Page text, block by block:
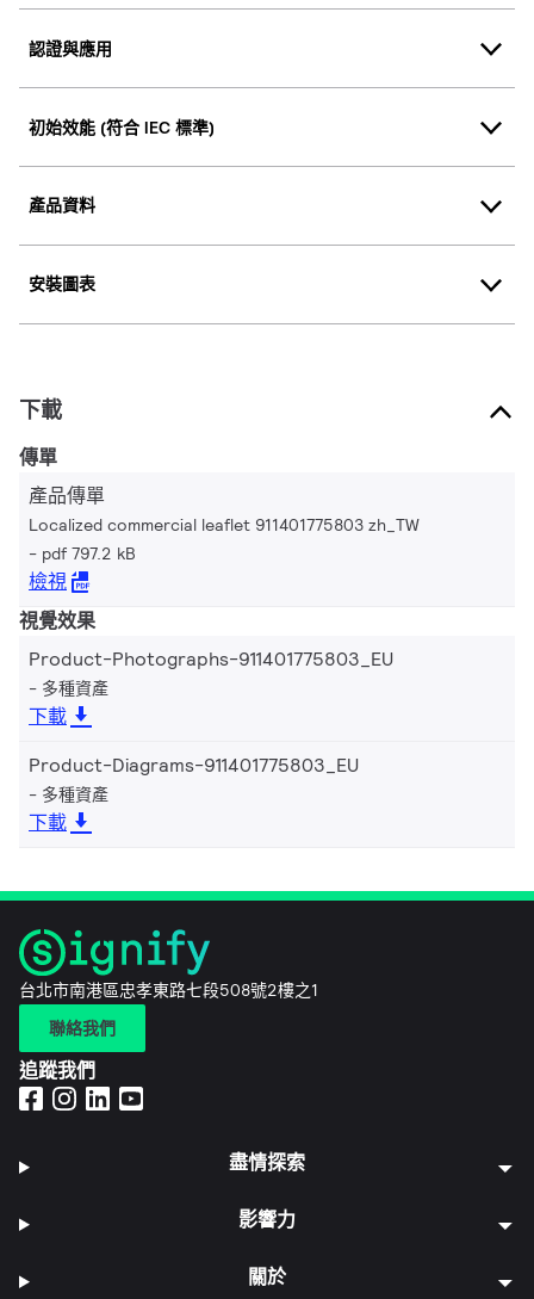
認證與應用
初始效能 (符合 IEC 標準)
產品資料
安裝圖表
下載
傳單
產品傳單
Localized commercial leaflet 911401775803 zh_TW
pdf 797.2 kB
檢視
視覺效果
Product-Photographs-911401775803_EU
多種資產
下載
Product-Diagrams-911401775803_EU
多種資產
下載
台北市南港區忠孝東路七段508號2樓之1
聯絡我們
追蹤我們
盡情探索
影響力
關於